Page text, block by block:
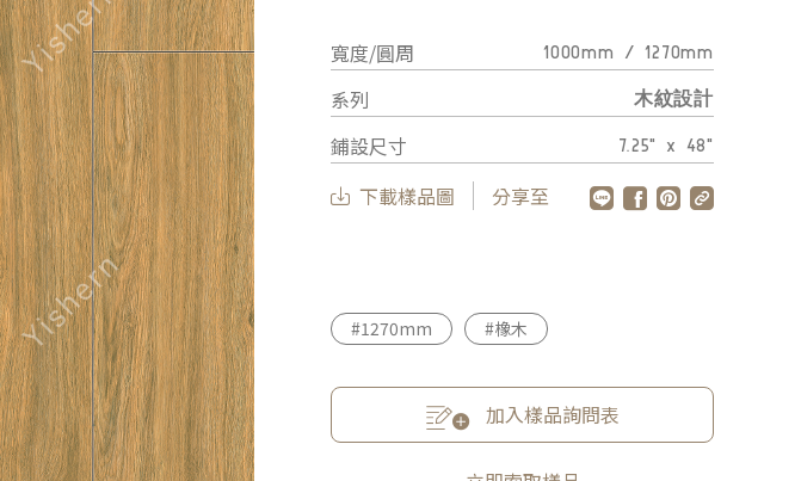
寬度/圓周 1000mm / 1270mm
系列 木紋設計
鋪設尺寸 7.25" x 48"
下載樣品圖 分享至
#1270mm #橡木
加入樣品詢問表